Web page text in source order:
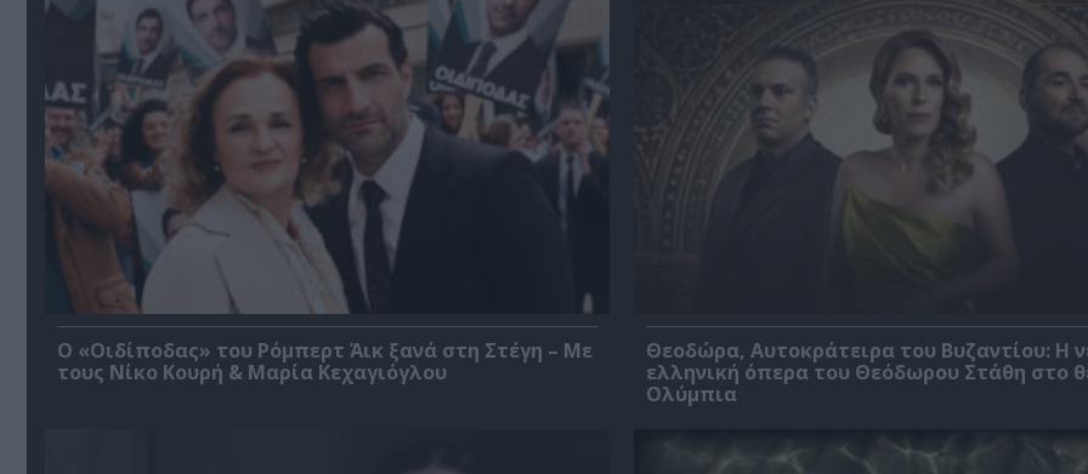
O «Οιδίποδας» του Ρόμπερτ Άικ ξανά στη Στέγη – Με
τους Νίκο Κουρή & Μαρία Κεχαγιόγλου
Θεοδώρα, Αυτοκράτειρα του Βυζαντίου: Η
ελληνική όπερα του Θεόδωρου Στάθη στο
Ολύμπια